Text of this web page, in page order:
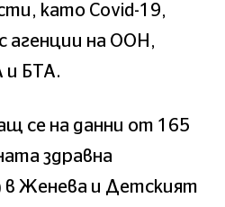
като Covid-19,
агенции на ООН,
БТА.
се на данни от 165
здравна
в Женева и Детският